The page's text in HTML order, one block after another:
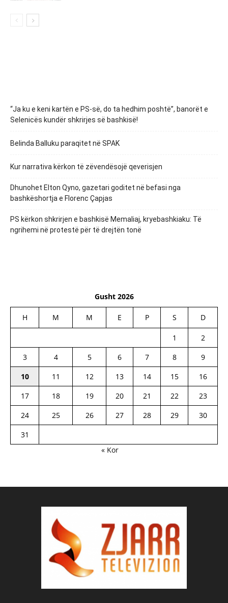
“Ja ku e keni kartën e PS-së, do ta hedhim poshtë”, banorët e
Selenicës kundër shkrirjes së bashkisë!
Belinda Balluku paraqitet në SPAK
Kur narrativa kërkon të zëvendësojë qeverisjen
Dhunohet Elton Qyno, gazetari goditet në befasi nga
bashkëshortja e Florenc Çapjas
PS kërkon shkrirjen e bashkisë Memaliaj, kryebashkiaku: Të
ngrihemi në protestë për të drejtën tonë
Gusht 2026
H M M E P S D
1
2
3
4 5 6 7 8
9
10
11 12 13 14 15
16
17
18 19 20 21 22
23
24
25 26 27 28 29
30
31
« Kor